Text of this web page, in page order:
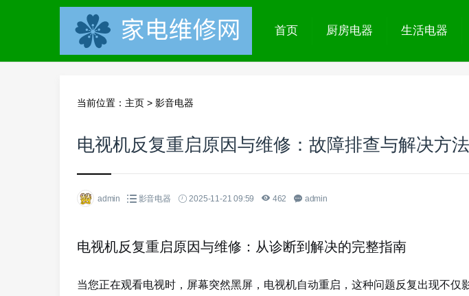
首页 厨房电器 生活电器
当前位置： 主页 > 影音电器
电视机反复重启原因与维修：故障排查与解决方法
admin 影音电器 2025-11-21 09:59 462 admin
电视机反复重启原因与维修：从诊断到解决的完整指南
当您正在观看电视时，屏幕突然黑屏，电视机自动重启，这种问题反复出现不仅